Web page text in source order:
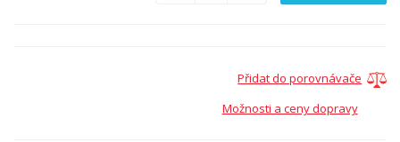
Přidat do porovnávače
Možnosti a ceny dopravy